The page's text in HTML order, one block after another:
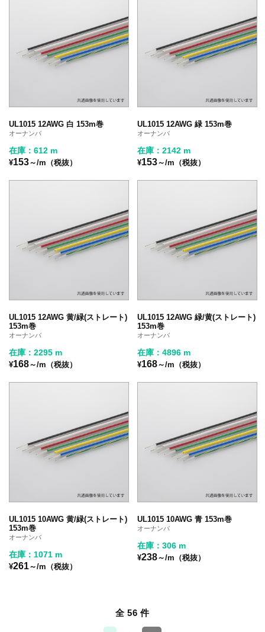
UL1015 12AWG 白 153m巻
オーナンバ
在庫：612 m
¥153～/m（税抜）
UL1015 12AWG 緑 153m巻
オーナンバ
在庫：2142 m
¥153～/m（税抜）
UL1015 12AWG 黄/緑(ストレート)
153m巻
オーナンバ
在庫：2295 m
¥168～/m（税抜）
UL1015 12AWG 緑/黄(ストレート)
153m巻
オーナンバ
在庫：4896 m
¥168～/m（税抜）
UL1015 10AWG 黄/緑(ストレート)
153m巻
オーナンバ
在庫：1071 m
¥261～/m（税抜）
UL1015 10AWG 青 153m巻
オーナンバ
在庫：306 m
¥238～/m（税抜）
全 56 件